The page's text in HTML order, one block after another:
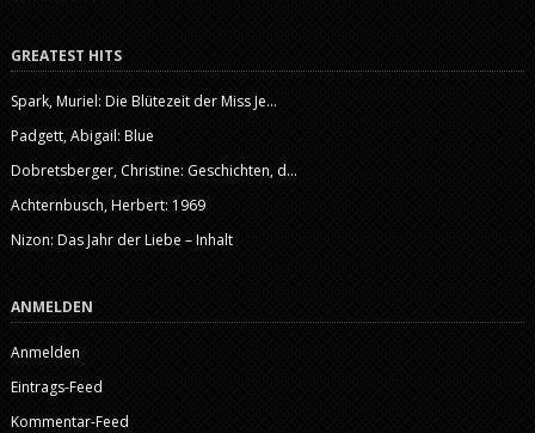
GREATEST HITS
Spark, Muriel: Die Blütezeit der Miss Je...
Padgett, Abigail: Blue
Dobretsberger, Christine: Geschichten, d...
Achternbusch, Herbert: 1969
Nizon: Das Jahr der Liebe – Inhalt
ANMELDEN
Anmelden
Eintrags-Feed
Kommentar-Feed